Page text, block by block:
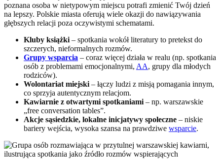
poznana osoba w nietypowym miejscu potrafi zmienić Twój dzień
na lepszy. Polskie miasta oferują wiele okazji do nawiązywania
głębszych relacji poza oczywistymi schematami.
Kluby książki – spotkania wokół literatury to pretekst do
szczerych, nieformalnych rozmów.
Grupy wsparcia – coraz więcej działa w realu (np. spotkania
osób z problemami emocjonalnymi, AA, grupy dla młodych
rodziców).
Wolontariat miejski – łączy ludzi z misją pomagania innym,
co sprzyja autentycznym relacjom.
Kawiarnie z otwartymi spotkaniami – np. warszawskie
„free conversation tables”.
Akcje sąsiedzkie, lokalne inicjatywy społeczne – niskie
bariery wejścia, wysoka szansa na prawdziwe wsparcie.